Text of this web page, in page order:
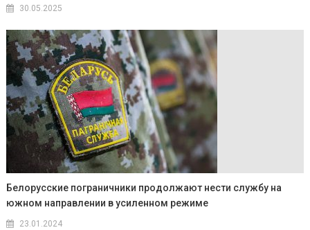
30.05.2025
Белорусские пограничники продолжают нести службу на
южном направлении в усиленном режиме
23.01.2024